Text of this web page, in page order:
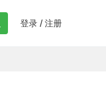
登录 / 注册